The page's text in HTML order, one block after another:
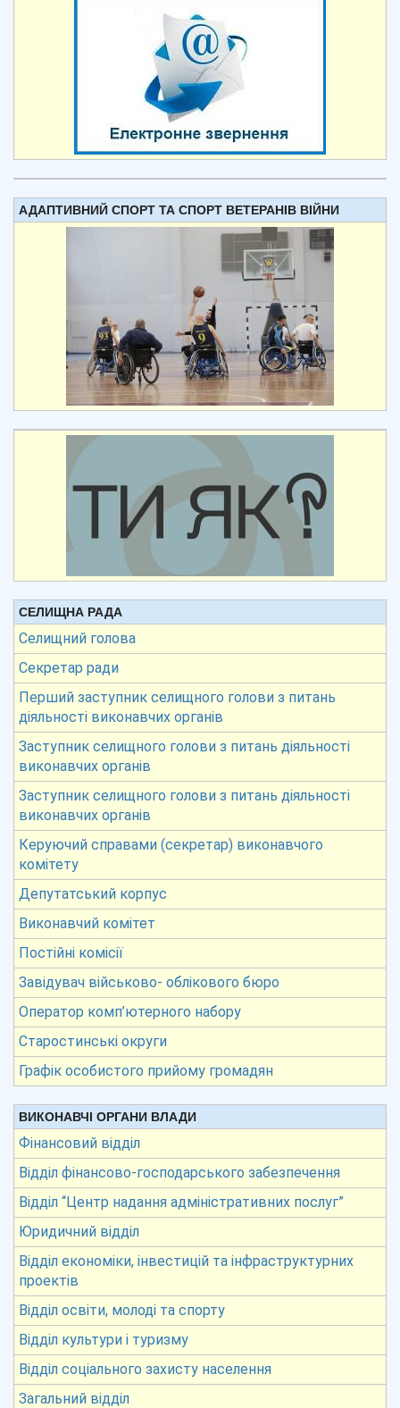
АДАПТИВНИЙ СПОРТ ТА СПОРТ ВЕТЕРАНІВ ВІЙНИ
СЕЛИЩНА РАДА
Селищний голова
Секретар ради
Перший заступник селищного голови з питань
діяльності виконавчих органів
Заступник селищного голови з питань діяльності
виконавчих органів
Заступник селищного голови з питань діяльності
виконавчих органів
Керуючий справами (секретар) виконавчого
комітету
Депутатський корпус
Виконавчий комітет
Постійні комісії
Завідувач військово- облікового бюро
Оператор комп’ютерного набору
Старостинські округи
Графік особистого прийому громадян
ВИКОНАВЧІ ОРГАНИ ВЛАДИ
Фінансовий відділ
Відділ фінансово-господарського забезпечення
Відділ “Центр надання адміністративних послуг”
Юридичний відділ
Відділ економіки, інвестицій та інфраструктурних
проектів
Відділ освіти, молоді та спорту
Відділ культури і туризму
Відділ соціального захисту населення
Загальний відділ